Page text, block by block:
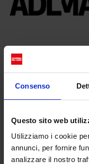
Consenso
Questo sito web
Utilizziamo i cookie
annunci, per fornire
analizzare il nostro
snapchat